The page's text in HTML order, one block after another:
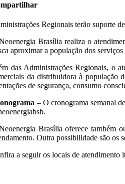
Regionais terão suporte
Brasília realiza o
aproximar a população dos
das Administrações Regionais, o
da distribuidora à população
de segurança, consumo
– O cronograma semanal
Brasília oferece também
Outra possibilidade são os
a seguir os locais de atendimento